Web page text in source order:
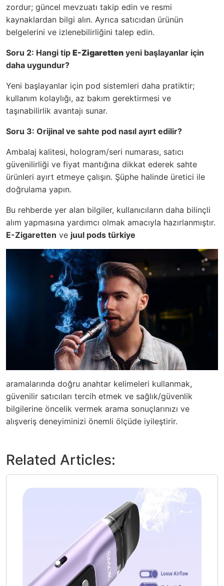
zordur; güncel mevzuatı takip edin ve resmi
kaynaklardan bilgi alın. Ayrıca satıcıdan ürünün
belgelerini ve izlenebilirliğini talep edin.
Soru 2: Hangi tip E-Zigaretten yeni başlayanlar için
daha uygundur?
Yeni başlayanlar için pod sistemleri daha pratiktir;
kullanım kolaylığı, az bakım gerektirmesi ve
taşınabilirlik avantajı sunar.
Soru 3: Orijinal ve sahte pod nasıl ayırt edilir?
Ambalaj kalitesi, hologram/seri numarası, satıcı
güvenilirliği ve fiyat mantığına dikkat ederek sahte
ürünleri ayırt etmeye çalışın. Şüphe halinde üretici ile
doğrulama yapın.
Bu rehberde yer alan bilgiler, kullanıcıların daha bilinçli
alım yapmasına yardımcı olmak amacıyla hazırlanmıştır.
E-Zigaretten ve juul pods türkiye
aramalarında doğru anahtar kelimeleri kullanmak,
güvenilir satıcıları tercih etmek ve sağlık/güvenlik
bilgilerine öncelik vermek arama sonuçlarınızı ve
alışveriş deneyiminizi önemli ölçüde iyileştirir.
Related Articles: